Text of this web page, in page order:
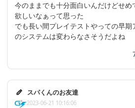
今のままでも十分面白いんだけどせめ
欲しいなぁって思った
でも長い間プレイテストやっての早
のシステムは変わらなさそうだよね
スパくんのお友達
2023-06-21 10:16:06